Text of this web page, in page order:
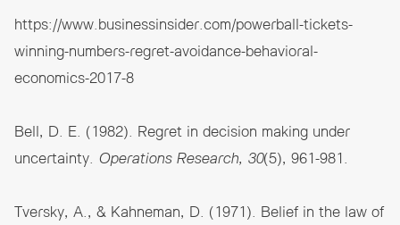
https://www.businessinsider.com/powerball-tickets-
winning-numbers-regret-avoidance-behavioral-
economics-2017-8
Bell, D. E. (1982). Regret in decision making under
uncertainty. Operations Research, 30(5), 961-981.
Tversky, A., & Kahneman, D. (1971). Belief in the law of